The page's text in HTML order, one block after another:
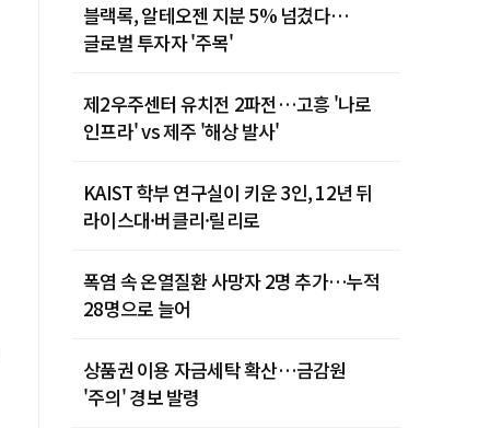
블랙록, 알테오젠 지분 5% 넘겼다…
글로벌 투자자 '주목'
제2우주센터 유치전 2파전…고흥 '나로
인프라' vs 제주 '해상 발사'
KAIST 학부 연구실이 키운 3인, 12년 뒤
라이스대·버클리·릴리로
폭염 속 온열질환 사망자 2명 추가…누적
28명으로 늘어
상품권 이용 자금세탁 확산…금감원
'주의' 경보 발령